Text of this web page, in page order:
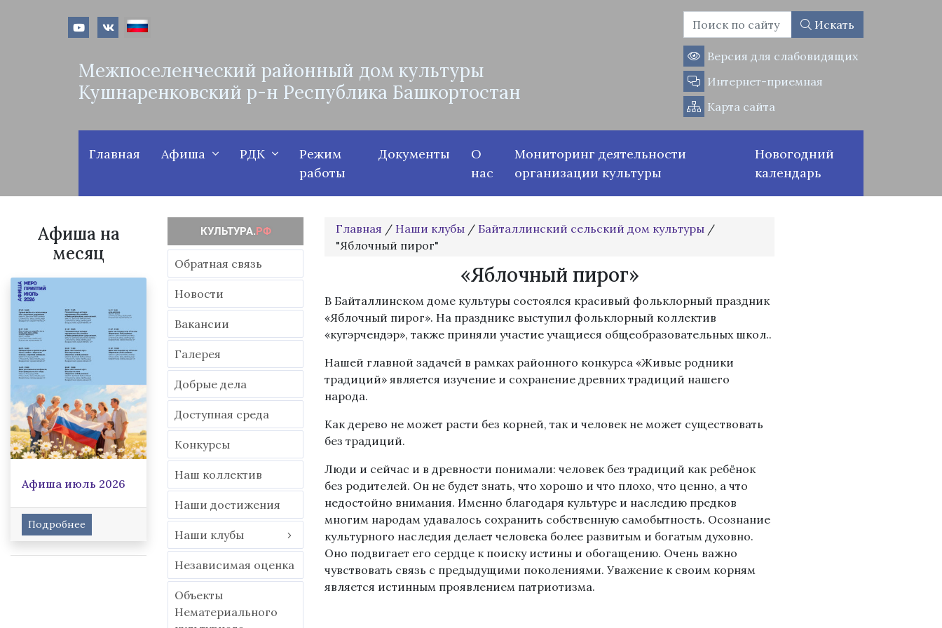
Искать
Межпоселенческий районный дом культуры
Кушнаренковский р-н Республика Башкортостан
Версия для слабовидящих
Интернет-приемная
Карта сайта
Главная Афиша РДК
Режим
работы
Документы
О
нас
Мониторинг деятельности
организации культуры
Новогодний
календарь
Афиша на
месяц
Афиша июль 2026
Подробнее
Обратная связь
Новости
Вакансии
Гaлерея
Добрые дела
Доступная среда
Конкурсы
Наш коллектив
Наши достижения
Наши клубы
Независимая оценка
Объекты
Нематериального
Главная / Наши клубы / Байталлинский сельский дом культуры /
"Яблочный пирог"
«Яблочный пирог»
В Байталлинском доме культуры состоялся красивый фольклорный праздник
«Яблочный пирог». На празднике выступил фольклорный коллектив
«кугэрчендэр», также приняли участие учащиеся общеобразовательных школ..
Нашей главной задачей в рамках районного конкурса «Живые родники
традиций» является изучение и сохранение древних традиций нашего
народа.
Как дерево не может расти без корней, так и человек не может существовать
без традиций.
Люди и сейчас и в древности понимали: человек без традиций как ребёнок
без родителей. Он не будет знать, что хорошо и что плохо, что ценно, а что
недостойно внимания. Именно благодаря культуре и наследию предков
многим народам удавалось сохранить собственную самобытность. Осознание
культурного наследия делает человека более развитым и богатым духовно.
Оно подвигает его сердце к поиску истины и обогащению. Очень важно
чувствовать связь с предыдущими поколениями. Уважение к своим корням
является истинным проявлением патриотизма.